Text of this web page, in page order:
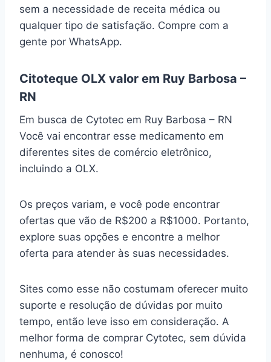
sem a necessidade de receita médica ou
qualquer tipo de satisfação. Compre com a
gente por WhatsApp.
Citoteque OLX valor em Ruy Barbosa –
RN
Em busca de Cytotec em Ruy Barbosa – RN
Você vai encontrar esse medicamento em
diferentes sites de comércio eletrônico,
incluindo a OLX.
Os preços variam, e você pode encontrar
ofertas que vão de R$200 a R$1000. Portanto,
explore suas opções e encontre a melhor
oferta para atender às suas necessidades.
Sites como esse não costumam oferecer muito
suporte e resolução de dúvidas por muito
tempo, então leve isso em consideração. A
melhor forma de comprar Cytotec, sem dúvida
nenhuma, é conosco!